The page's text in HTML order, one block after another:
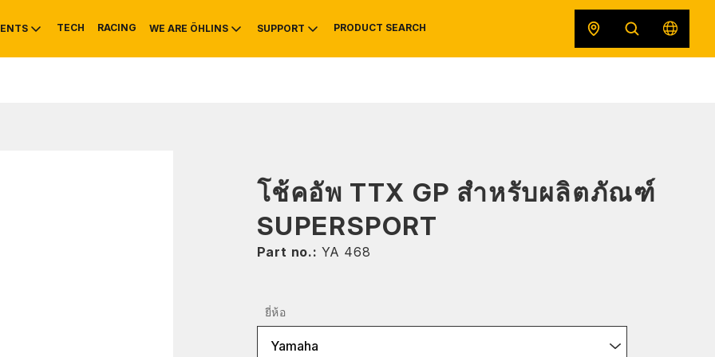
MOUNTAIN BIKE
TECH RACING WE ARE ÖHLINS
HISTORY ORIGINAL EQUIPMENT
SUPPORT
SERVICE INFO & RECALLS SAFETY DATA SHEETS
PRODUCT SEARCH
โช้คอัพ TTX GP สำหรับผลิตภัณฑ์
SUPERSPORT
Part no.: YA 468
ยี่ห้อ
Yamaha